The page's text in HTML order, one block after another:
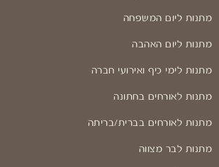
מתנות ליום המשפחה
מתנות ליום האהבה
מתנות לימי כיף ואירועי חברה
מתנות לאורחים בחתונה
מתנות לאורחים בברית/בריתה
מתנות לבר מצווה